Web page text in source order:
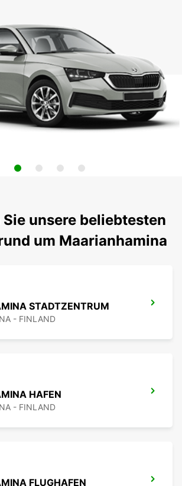
unsere beliebtesten
um Maarianhamina
STADTZENTRUM
- FINLAND
HAFEN
- FINLAND
FLUGHAFEN